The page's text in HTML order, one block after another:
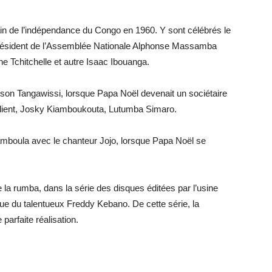
de l’indépendance du Congo en 1960. Y sont célébrés le
de l’Assemblée Nationale Alphonse Massamba
Tchitchelle et autre Isaac Ibouanga.
Tangawissi, lorsque Papa Noël devenait un sociétaire
Josky Kiamboukouta, Lutumba Simaro.
avec le chanteur Jojo, lorsque Papa Noël se
rumba, dans la série des disques éditées par l’usine
du talentueux Freddy Kebano. De cette série, la
parfaite réalisation.